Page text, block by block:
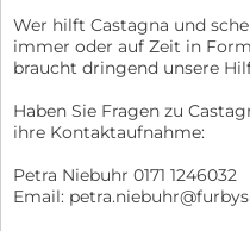
Wer hilft Castagna und
immer oder auf Zeit in
braucht dringend unsere
Haben Sie Fragen zu
ihre Kontaktaufnahme:
Petra Niebuhr 0171 1246032
Email: